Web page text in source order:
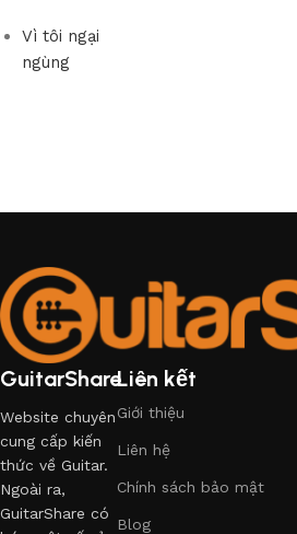
Vì tôi ngại
ngùng
GuitarShare
Website chuyên
cung cấp kiến
thức về Guitar.
Ngoài ra,
GuitarShare có
Liên kết
Giới thiệu
Liên hệ
Chính sách bảo mật
Blog